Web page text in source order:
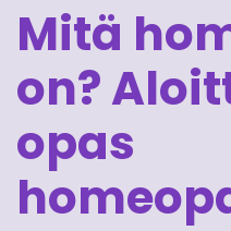
Mitä
on?
opas